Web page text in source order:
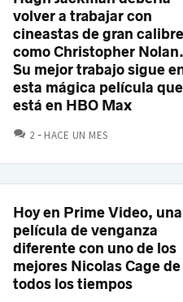
volver a trabajar con
cineastas de gran calibre
como Christopher Nolan.
Su mejor trabajo sigue
esta mágica película que
está en HBO Max
2 COMENTARIOS
HACE UN MES
Hoy en Prime Video, una
película de venganza
diferente con uno de los
mejores Nicolas Cage de
todos los tiempos